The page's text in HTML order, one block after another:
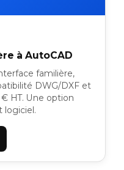
à AutoCAD
familière,
DWG/DXF et
HT. Une option
logiciel.